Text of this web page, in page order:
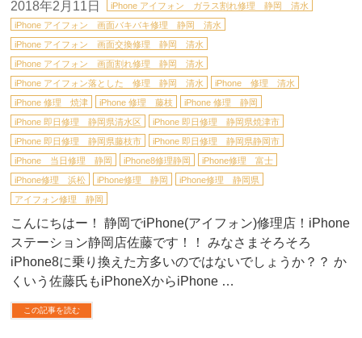
2018年2月11日
iPhone アイフォン ガラス割れ修理 静岡 清水
iPhone アイフォン 画面バキバキ修理 静岡 清水
iPhone アイフォン 画面交換修理 静岡 清水
iPhone アイフォン 画面割れ修理 静岡 清水
iPhone アイフォン落とした 修理 静岡 清水
iPhone 修理 清水
iPhone 修理 焼津
iPhone 修理 藤枝
iPhone 修理 静岡
iPhone 即日修理 静岡県清水区
iPhone 即日修理 静岡県焼津市
iPhone 即日修理 静岡県藤枝市
iPhone 即日修理 静岡県静岡市
iPhone 当日修理 静岡
iPhone8修理静岡
iPhone修理 富士
iPhone修理 浜松
iPhone修理 静岡
iPhone修理 静岡県
アイフォン修理 静岡
こんにちはー！ 静岡でiPhone(アイフォン)修理店！iPhone
ステーション静岡店佐藤です！！ みなさまそろそろ
iPhone8に乗り換えた方多いのではないでしょうか？？ か
くいう佐藤氏もiPhoneXからiPhone …
この記事を読む